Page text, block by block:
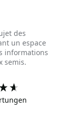
des
un espace
informations
semis.